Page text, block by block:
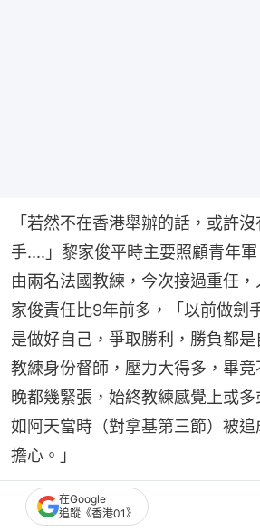
「若然不在香港舉辦的話，或許
手....」黎家俊平時主要照顧青年
由兩名法國教練，今次接過重任
家俊責任比9年前多，「以前做劍
是做好自己，爭取勝利，勝負都
教練身份督師，壓力大得多，畢
晚都幾緊張，始終教練感覺上或
如阿天當時（對拿基第三節）被
擔心。」
為了首圈的硬仗，黎家俊與吳浩
在Google
追蹤《香港01》